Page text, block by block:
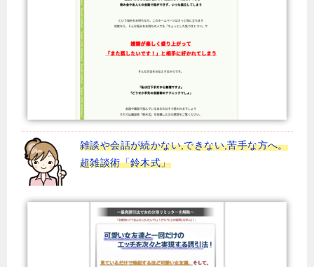
雑談や会話が続かない,できない,苦手な方へ。
超雑談術「鈴木式」